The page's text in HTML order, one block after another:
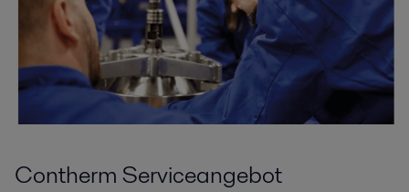
Contherm Serviceangebot